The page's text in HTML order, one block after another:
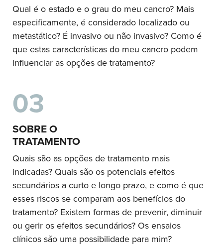
Qual é o estado e o grau do meu cancro? Mais
especificamente, é considerado localizado ou
metastático? É invasivo ou não invasivo? Como é
que estas características do meu cancro podem
influenciar as opções de tratamento?
03
SOBRE O
TRATAMENTO
Quais são as opções de tratamento mais
indicadas? Quais são os potenciais efeitos
secundários a curto e longo prazo, e como é que
esses riscos se comparam aos benefícios do
tratamento? Existem formas de prevenir, diminuir
ou gerir os efeitos secundários? Os ensaios
clínicos são uma possibilidade para mim?